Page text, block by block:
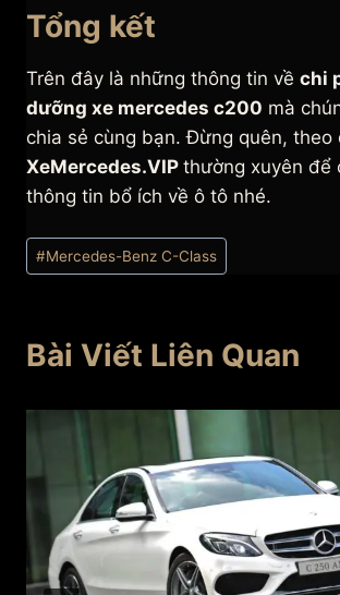
Tổng kết
Trên đây là những thông tin về chi
dưỡng xe mercedes c200 mà
chia sẻ cùng bạn. Đừng quên, theo
XeMercedes.VIP thường xuyên để
thông tin bổ ích về ô tô nhé.
Post
Tags:
#Mercedes-Benz C-Class
Bài Viết Liên Quan